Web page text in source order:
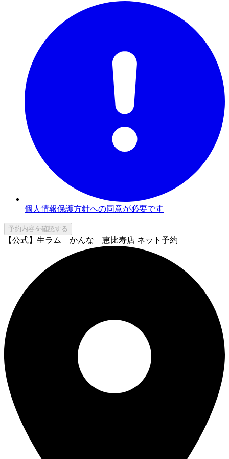
個人情報保護方針への同意が必要です
予約内容を確認する
【公式】生ラム かんな 恵比寿店 ネット予約